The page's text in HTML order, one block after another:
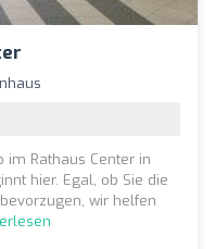
Rathaus Center in
hier. Egal, ob Sie die
wir helfen